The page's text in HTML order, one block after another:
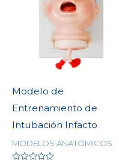
Modelo de
Entrenamiento de
Intubación Infacto
MODELOS ANATÓMICOS